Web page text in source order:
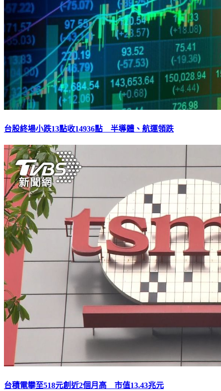
台股終場小跌13點收14936點 半導體、航運領跌
台積電攀至518元創近2個月高 市值13.43兆元